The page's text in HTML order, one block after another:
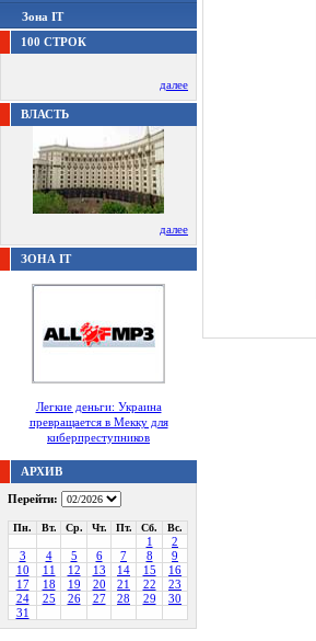
Зона IT
100 СТРОК
далее
ВЛАСТЬ
далее
ЗОНА IT
Легкие деньги: Украина
превращается в Мекку для
киберпреступников
АРХИВ
Перейти:
Пн. Вт. Ср. Чт. Пт. Сб. Вс.
1
2
3
4 5 6 7 8
9
10
11 12 13 14 15
16
17
18 19 20 21 22
23
24
25 26 27 28 29
30
31